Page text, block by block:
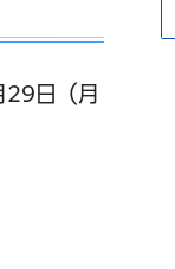
日（月